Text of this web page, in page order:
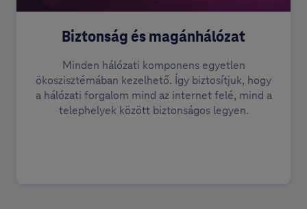
Biztonság és magánhálózat
Minden hálózati komponens egyetlen
ökoszisztémában kezelhető. Így biztosítjuk, hogy
a hálózati forgalom mind az internet felé, mind a
telephelyek között biztonságos legyen.